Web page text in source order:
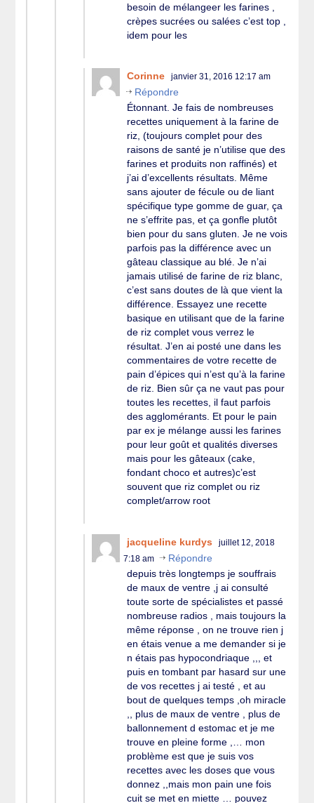
besoin de mélangeer les farines ,
crèpes sucrées ou salées c’est top ,
idem pour les
Corinne janvier 31, 2016 12:17 am
Répondre
Étonnant. Je fais de nombreuses
recettes uniquement à la farine de
riz, (toujours complet pour des
raisons de santé je n’utilise que des
farines et produits non raffinés) et
j’ai d’excellents résultats. Même
sans ajouter de fécule ou de liant
spécifique type gomme de guar, ça
ne s’effrite pas, et ça gonfle plutôt
bien pour du sans gluten. Je ne vois
parfois pas la différence avec un
gâteau classique au blé. Je n’ai
jamais utilisé de farine de riz blanc,
c’est sans doutes de là que vient la
différence. Essayez une recette
basique en utilisant que de la farine
de riz complet vous verrez le
résultat. J’en ai posté une dans les
commentaires de votre recette de
pain d’épices qui n’est qu’à la farine
de riz. Bien sûr ça ne vaut pas pour
toutes les recettes, il faut parfois
des agglomérants. Et pour le pain
par ex je mélange aussi les farines
pour leur goût et qualités diverses
mais pour les gâteaux (cake,
fondant choco et autres)c’est
souvent que riz complet ou riz
complet/arrow root
jacqueline kurdys
juillet 12, 2018
7:18 am
Répondre
depuis très longtemps je souffrais
de maux de ventre ,j ai consulté
toute sorte de spécialistes et passé
nombreuse radios , mais toujours la
même réponse , on ne trouve rien j
en étais venue a me demander si je
n étais pas hypocondriaque ,,, et
puis en tombant par hasard sur une
de vos recettes j ai testé , et au
bout de quelques temps ,oh miracle
,, plus de maux de ventre , plus de
ballonnement d estomac et je me
trouve en pleine forme ,… mon
problème est que je suis vos
recettes avec les doses que vous
donnez ,,mais mon pain une fois
cuit se met en miette … pouvez